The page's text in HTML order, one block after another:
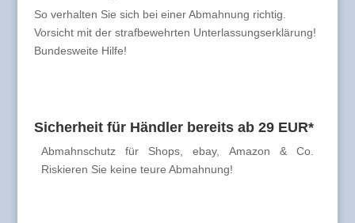
So verhalten Sie sich bei einer Abmahnung richtig.
Vorsicht mit der strafbewehrten Unterlassungserklärung!
Bundesweite Hilfe!
Sicherheit für Händler bereits ab 29 EUR*
Abmahnschutz für Shops, ebay, Amazon & Co.
Riskieren Sie keine teure Abmahnung!